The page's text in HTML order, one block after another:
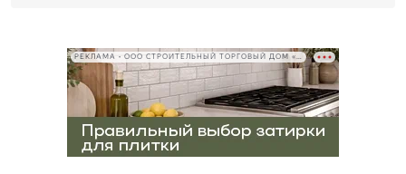
РЕКЛАМА • ООО СТРОИТЕЛЬНЫЙ ТОРГОВЫЙ ДОМ «ПЕТРОВИЧ», ИНН 7802348846